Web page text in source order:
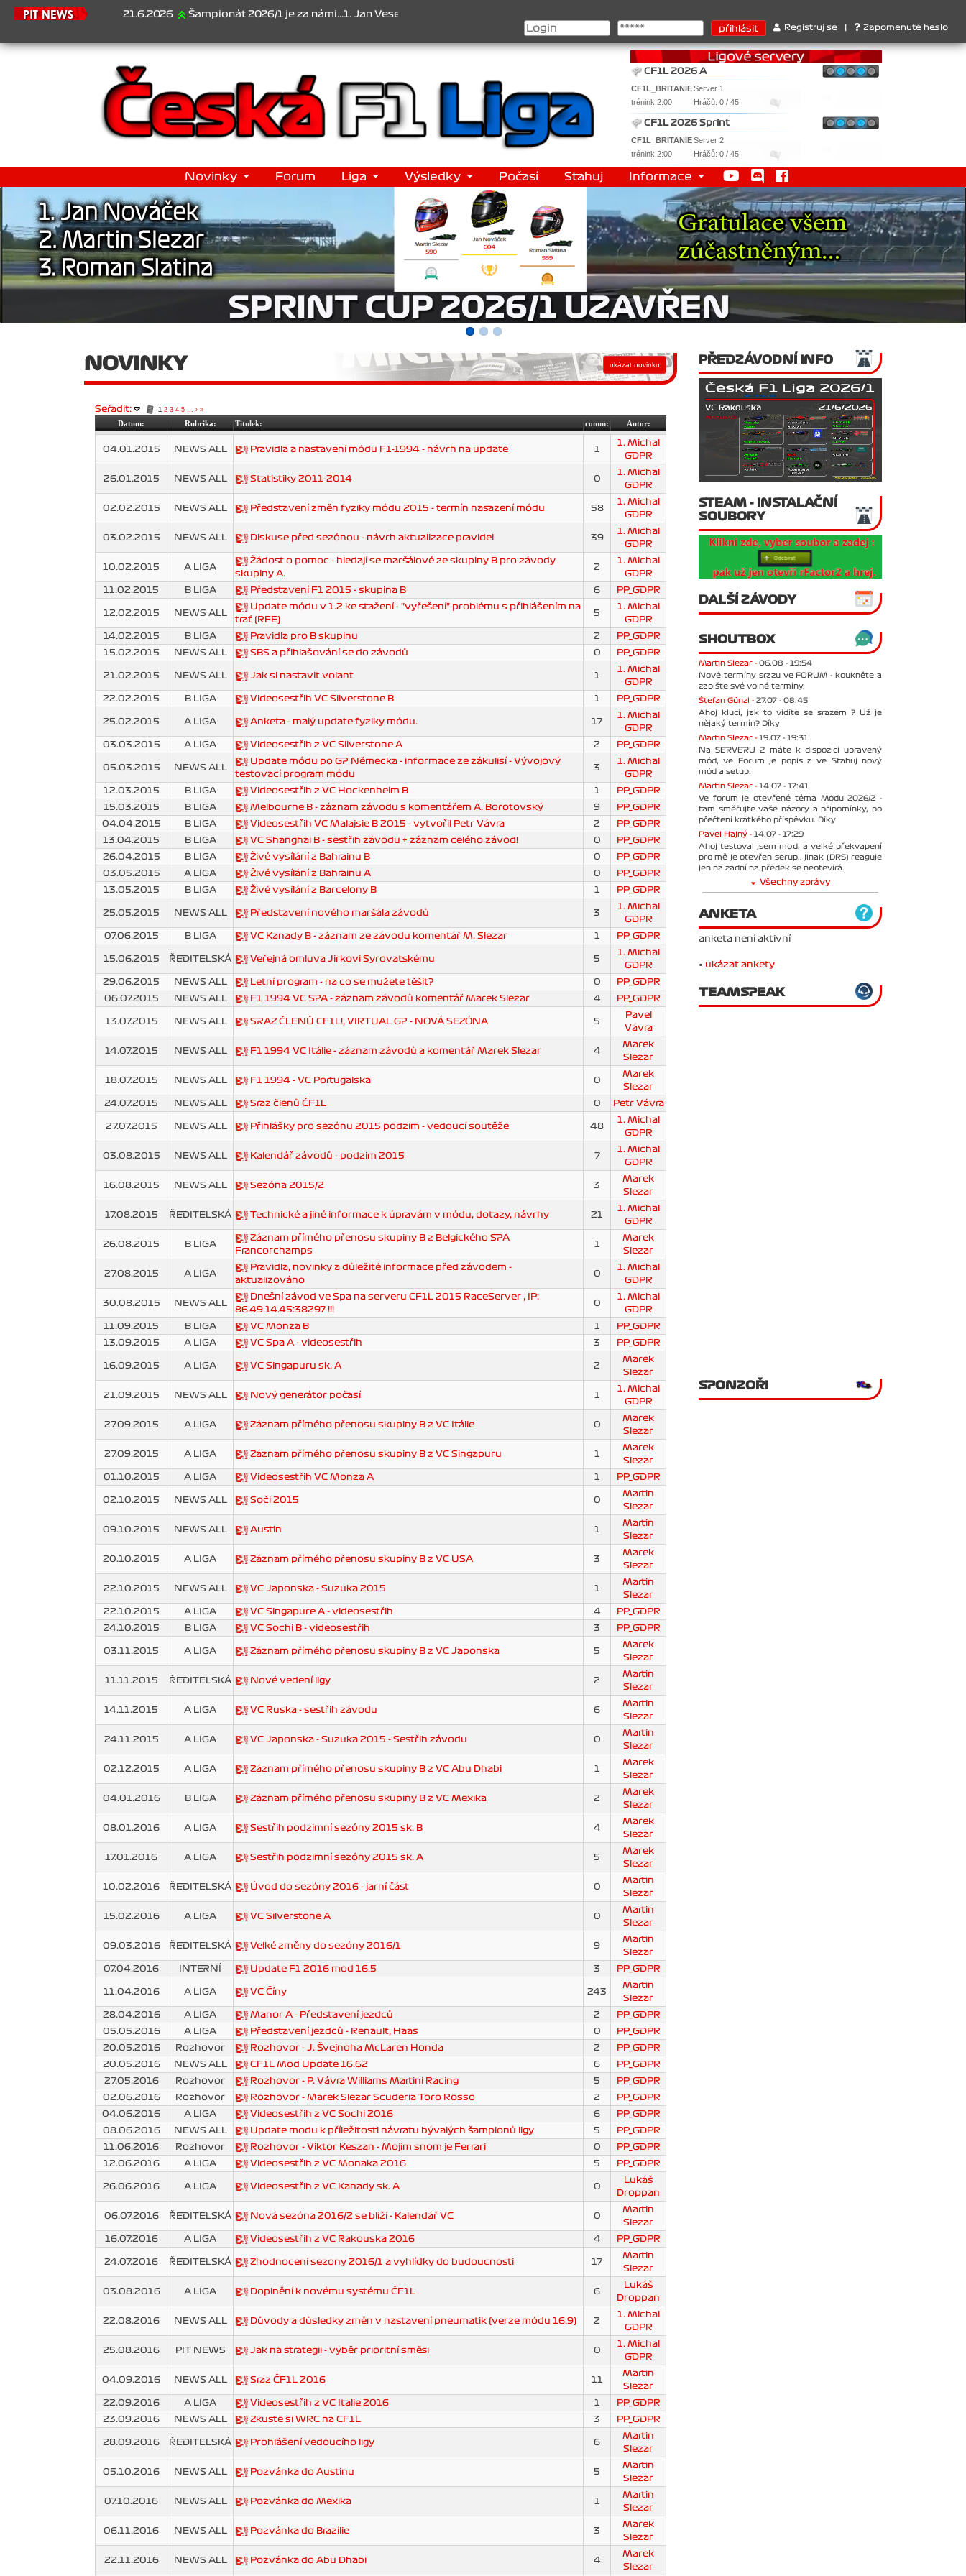
21.6.2026 Šampionát 2026/1 je za námi...1. Jan Veselý , 2. Jan Nováček , 3. Jakub Chmelík , Pohár konstruktérů : 1. Ferrari . 2. Williams , 3. RedBull ..... SprintCup - 1. Jan
Registruj se Zapomenuté heslo
CF1L 2026 A
CF1L_BRITANIEServer 1
trénink 2:00
Hráčů: 0 / 45
CF1L 2026 Sprint
CF1L_BRITANIEServer 2
trénink 2:00
Hráčů: 0 / 45
Novinky Forum Liga Výsledky Počasí Stahuj Informace
NOVINKY
Seřadit: 1 2 3 4 5 ... › »
Datum: Rubrika: Titulek: comm: Autor:
04.01.2015 NEWS ALL Pravidla a nastavení módu F1-1994 - návrh na update 1
1. Michal
GDPR
26.01.2015 NEWS ALL Statistiky 2011-2014 0
1. Michal
GDPR
02.02.2015 NEWS ALL Představení změn fyziky módu 2015 - termín nasazení módu 58
1. Michal
GDPR
03.02.2015 NEWS ALL Diskuse před sezónou - návrh aktualizace pravidel 39
1. Michal
GDPR
10.02.2015 A LIGA
Žádost o pomoc - hledají se maršálové ze skupiny B pro závody
skupiny A.
2
1. Michal
GDPR
11.02.2015
B LIGA Představení F1 2015 - skupina B 6 PP_GDPR
12.02.2015 NEWS ALL
Update módu v 1.2 ke stažení - "vyřešení" problému s přihlášením na
trať (RFE)
5
1. Michal
GDPR
14.02.2015
B LIGA Pravidla pro B skupinu 2
PP_GDPR
15.02.2015
NEWS ALL SBS a přihlašování se do závodů 0 PP_GDPR
21.02.2015 NEWS ALL Jak si nastavit volant 1
1. Michal
GDPR
22.02.2015
B LIGA Videosestřih VC Silverstone B 1 PP_GDPR
25.02.2015 A LIGA Anketa - malý update fyziky módu. 17
1. Michal
GDPR
03.03.2015
A LIGA Videosestřih z VC Silverstone A 2 PP_GDPR
05.03.2015 NEWS ALL
Update módu po GP Německa - informace ze zákulisí - Vývojový
testovací program módu
3
1. Michal
GDPR
12.03.2015
B LIGA Videosestřih z VC Hockenheim B 1
PP_GDPR
15.03.2015
B LIGA Melbourne B - záznam závodu s komentářem A. Borotovský 9
PP_GDPR
04.04.2015
B LIGA Videosestřih VC Malajsie B 2015 - vytvořil Petr Vávra 2
PP_GDPR
13.04.2015
B LIGA VC Shanghai B - sestřih závodu + záznam celého závod! 0
PP_GDPR
26.04.2015
B LIGA Živé vysílání z Bahrainu B 0
PP_GDPR
03.05.2015
A LIGA Živé vysílání z Bahrainu A 0
PP_GDPR
13.05.2015
B LIGA Živé vysílání z Barcelony B 1 PP_GDPR
25.05.2015 NEWS ALL Představení nového maršála závodů 3
1. Michal
GDPR
07.06.2015
B LIGA VC Kanady B - záznam ze závodu komentář M. Slezar 1 PP_GDPR
15.06.2015 ŘEDITELSKÁ Veřejná omluva Jirkovi Syrovatskému 5
1. Michal
GDPR
29.06.2015
NEWS ALL Letní program - na co se mužete těšit? 0
PP_GDPR
06.07.2015
NEWS ALL F1 1994 VC SPA - záznam závodů komentář Marek Slezar 4 PP_GDPR
13.07.2015 NEWS ALL SRAZ ČLENŮ CF1L!, VIRTUAL GP - NOVÁ SEZÓNA 5
Pavel
Vávra
14.07.2015 NEWS ALL F1 1994 VC Itálie - záznam závodů a komentář Marek Slezar 4
Marek
Slezar
18.07.2015 NEWS ALL F1 1994 - VC Portugalska 0
Marek
Slezar
24.07.2015
NEWS ALL Sraz členů ČF1L 0 Petr Vávra
27.07.2015 NEWS ALL Přihlášky pro sezónu 2015 podzim - vedoucí soutěže 48
1. Michal
GDPR
03.08.2015 NEWS ALL Kalendář závodů - podzim 2015 7
1. Michal
GDPR
16.08.2015 NEWS ALL Sezóna 2015/2 3
Marek
Slezar
17.08.2015 ŘEDITELSKÁ Technické a jiné informace k úpravám v módu, dotazy, návrhy 21
1. Michal
GDPR
26.08.2015 B LIGA
Záznam přímého přenosu skupiny B z Belgického SPA
Francorchamps
1
Marek
Slezar
27.08.2015 A LIGA
Pravidla, novinky a důležité informace před závodem -
aktualizováno
0
1. Michal
GDPR
30.08.2015 NEWS ALL
Dnešní závod ve Spa na serveru CF1L 2015 RaceServer , IP:
86.49.14.45:38297 !!!
0
1. Michal
GDPR
11.09.2015
B LIGA VC Monza B 1
PP_GDPR
13.09.2015
A LIGA VC Spa A - videosestřih 3 PP_GDPR
16.09.2015 A LIGA VC Singapuru sk. A 2
Marek
Slezar
21.09.2015 NEWS ALL Nový generátor počasí 1
1. Michal
GDPR
27.09.2015 A LIGA Záznam přímého přenosu skupiny B z VC Itálie 0
Marek
Slezar
27.09.2015 A LIGA Záznam přímého přenosu skupiny B z VC Singapuru 1
Marek
Slezar
01.10.2015
A LIGA Videosestřih VC Monza A 1 PP_GDPR
02.10.2015 NEWS ALL Soči 2015 0
Martin
Slezar
09.10.2015 NEWS ALL Austin 1
Martin
Slezar
20.10.2015 A LIGA Záznam přímého přenosu skupiny B z VC USA 3
Marek
Slezar
22.10.2015 NEWS ALL VC Japonska - Suzuka 2015 1
Martin
Slezar
22.10.2015
A LIGA VC Singapure A - videosestřih 4
PP_GDPR
24.10.2015
B LIGA VC Sochi B - videosestřih 3 PP_GDPR
03.11.2015 A LIGA Záznam přímého přenosu skupiny B z VC Japonska 5
Marek
Slezar
11.11.2015 ŘEDITELSKÁ Nové vedení ligy 2
Martin
Slezar
14.11.2015 A LIGA VC Ruska - sestřih závodu 6
Martin
Slezar
24.11.2015 A LIGA VC Japonska - Suzuka 2015 - Sestřih závodu 0
Martin
Slezar
02.12.2015 A LIGA Záznam přímého přenosu skupiny B z VC Abu Dhabi 1
Marek
Slezar
04.01.2016 B LIGA Záznam přímého přenosu skupiny B z VC Mexika 2
Marek
Slezar
08.01.2016 A LIGA Sestřih podzimní sezóny 2015 sk. B 4
Marek
Slezar
17.01.2016 A LIGA Sestřih podzimní sezóny 2015 sk. A 5
Marek
Slezar
10.02.2016 ŘEDITELSKÁ Úvod do sezóny 2016 - jarní část 0
Martin
Slezar
15.02.2016 A LIGA VC Silverstone A 0
Martin
Slezar
09.03.2016 ŘEDITELSKÁ Velké změny do sezóny 2016/1 9
Martin
Slezar
07.04.2016
INTERNÍ Update F1 2016 mod 16.5 3 PP_GDPR
11.04.2016 A LIGA VC Číny 243
Martin
Slezar
28.04.2016
A LIGA Manor A - Představení jezdců 2
PP_GDPR
05.05.2016
A LIGA Představení jezdců - Renault, Haas 0
PP_GDPR
20.05.2016
Rozhovor Rozhovor - J. Švejnoha McLaren Honda 2
PP_GDPR
20.05.2016
NEWS ALL CF1L Mod Update 16.62 6
PP_GDPR
27.05.2016
Rozhovor Rozhovor - P. Vávra Williams Martini Racing 5
PP_GDPR
02.06.2016
Rozhovor Rozhovor - Marek Slezar Scuderia Toro Rosso 2
PP_GDPR
04.06.2016
A LIGA Videosestřih z VC Sochi 2016 6
PP_GDPR
08.06.2016
NEWS ALL Update modu k příležitosti návratu bývalých šampionů ligy 5
PP_GDPR
11.06.2016
Rozhovor Rozhovor - Viktor Keszan - Mojím snom je Ferrari 0
PP_GDPR
12.06.2016
A LIGA Videosestřih z VC Monaka 2016 5 PP_GDPR
26.06.2016 A LIGA Videosestřih z VC Kanady sk. A 0
Lukáš
Droppan
06.07.2016 ŘEDITELSKÁ Nová sezóna 2016/2 se blíží - Kalendář VC 0
Martin
Slezar
16.07.2016
A LIGA Videosestřih z VC Rakouska 2016 4 PP_GDPR
24.07.2016 ŘEDITELSKÁ Zhodnocení sezony 2016/1 a vyhlídky do budoucnosti 17
Martin
Slezar
03.08.2016 A LIGA Doplnění k novému systému ČF1L 6
Lukáš
Droppan
22.08.2016 NEWS ALL Důvody a důsledky změn v nastavení pneumatik (verze módu 16.9) 2
1. Michal
GDPR
25.08.2016 PIT NEWS Jak na strategii - výběr prioritní směsi 0
1. Michal
GDPR
04.09.2016 NEWS ALL Sraz ČF1L 2016 11
Martin
Slezar
22.09.2016
A LIGA Videosestřih z VC Italie 2016 1
PP_GDPR
23.09.2016
NEWS ALL Zkuste si WRC na CF1L 3 PP_GDPR
28.09.2016 ŘEDITELSKÁ Prohlášení vedoucího ligy 6
Martin
Slezar
05.10.2016 NEWS ALL Pozvánka do Austinu 5
Martin
Slezar
07.10.2016 NEWS ALL Pozvánka do Mexika 1
Martin
Slezar
06.11.2016 NEWS ALL Pozvánka do Brazílie 3
Marek
Slezar
22.11.2016 NEWS ALL Pozvánka do Abu Dhabi 4
Marek
Slezar
PŘEDZÁVODNÍ INFO
STEAM - INSTALAČNÍ
SOUBORY
DALŠÍ ZÁVODY
SHOUTBOX
Martin Slezar - 06.08 - 19:54
Nové termíny srazu ve FORUM - koukněte a
zapište své volné termíny.
Štefan Günzl - 27.07 - 08:45
Ahoj kluci, jak to vidíte se srazem ? Už je
nějaký termín? Díky
Martin Slezar - 19.07 - 19:31
Na SERVERU 2 máte k dispozici upravený
mód, ve Forum je popis a ve Stahuj nový
mód a setup.
Martin Slezar - 14.07 - 17:41
Ve forum je otevřené téma Módu 2026/2 -
tam směřujte vaše názory a připomínky, po
přečtení krátkého příspěvku. Díky
Pavel Hajný - 14.07 - 17:29
Ahoj testoval jsem mod. a velké překvapení
pro mě je otevřen serup.. jinak (DRS) reaguje
jen na zadní na předek se neotevírá.
Všechny zprávy
ANKETA
anketa není aktivní
• ukázat ankety
TEAMSPEAK
SPONZOŘI